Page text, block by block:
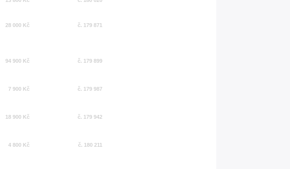
28 000 Kč č. 179 871
94 900 Kč č. 179 899
7 900 Kč č. 179 987
18 900 Kč č. 179 942
4 800 Kč č. 180 211